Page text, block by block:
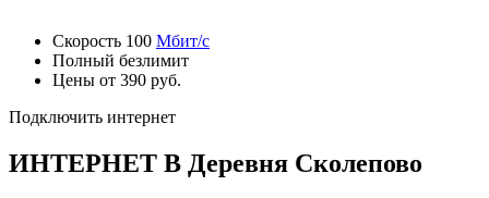
Скорость 100 Мбит/с
Полный безлимит
Цены от 390 руб.
Подключить интернет
ИНТЕРНЕТ В Деревня Сколепово